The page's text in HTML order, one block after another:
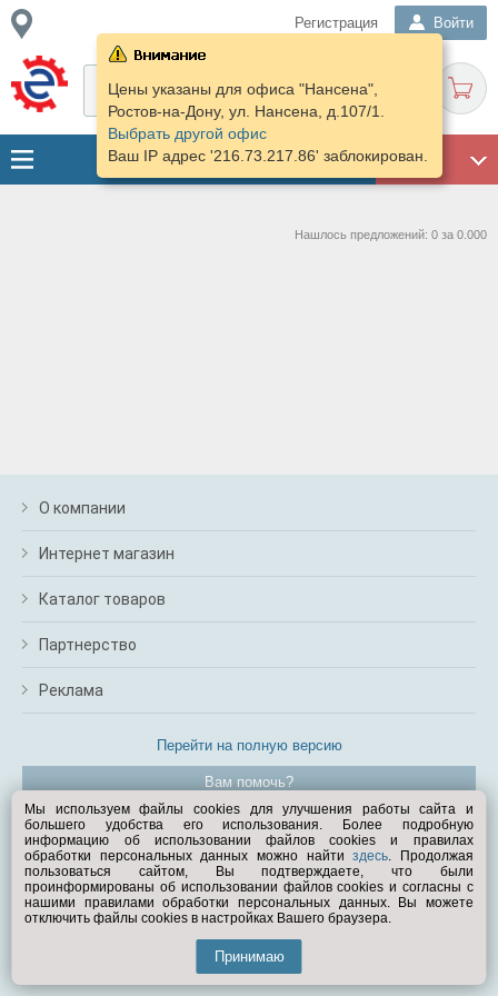
Регистрация Войти
ГАРАЖ
Цены указаны для офиса "Нансена",
Ростов-на-Дону, ул. Нансена, д.107/1.
Выбрать другой офис
Ваш IP адрес '216.73.217.86' заблокирован.
Нашлось предложений: 0 за 0.000
О компании
Интернет магазин
Каталог товаров
Партнерство
Реклама
Перейти на полную версию
Вам помочь?
© Exist.ru 1998—2026
Мы используем файлы cookies для улучшения работы сайта и
большего удобства его использования. Более подробную
информацию об использовании файлов cookies и правилах
обработки персональных данных можно найтиздесь. Продолжая
пользоваться сайтом, Вы подтверждаете, что были
проинформированы об использовании файлов cookies и согласны с
нашими правилами обработки персональных данных. Вы можете
отключить файлы cookies в настройках Вашего браузера.
Принимаю